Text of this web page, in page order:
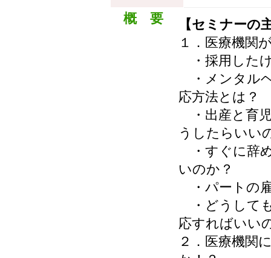
概 要
【セミナーの
１．医療機関
・採用した
・メンタル
応方法とは？
・出産と育
うしたらいい
・すぐに辞
いのか？
・パートの
・どうして
応すればいい
２．医療機関